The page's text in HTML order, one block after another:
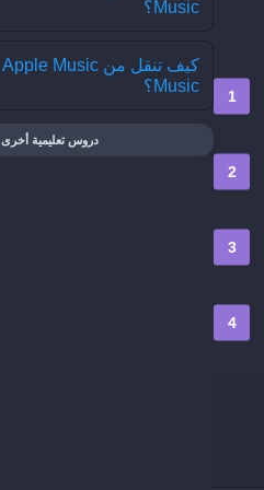
Music؟
Music؟
دروس تعليمية أخرى